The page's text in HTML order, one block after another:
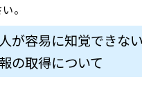
。
が容易に知覚できな
の取得について